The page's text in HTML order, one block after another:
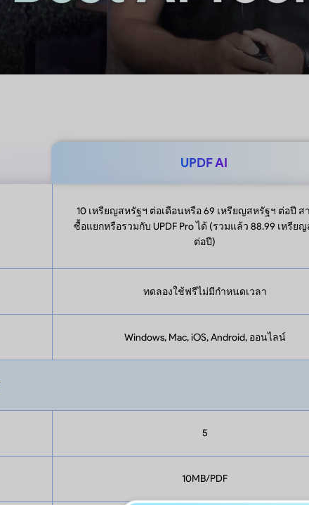
UPDF AI
10 เหรียญสหรัฐฯ ต่อเดือนหรือ 69 เหรียญสหรัฐฯ ต่อปี ส
ซื้อแยกหรือรวมกับ UPDF Pro ได้ (รวมแล้ว 88.99 เหรีย
ต่อปี)
ทดลองใช้ฟรีไม่มีกำหนดเวลา
Windows, Mac, iOS, Android, ออนไลน์
5
10MB/PDF